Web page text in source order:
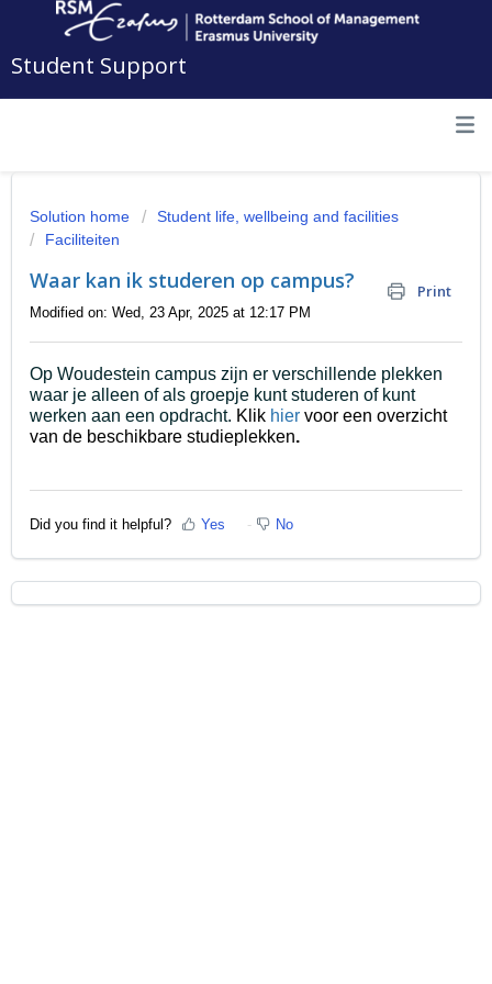
Student Support
Solution home
Student life, wellbeing and facilities
Faciliteiten
Waar kan ik studeren op campus? Print
Modified on: Wed, 23 Apr, 2025 at 12:17 PM
Op Woudestein campus zijn er verschillende plekken
waar je alleen of als groepje kunt studeren of kunt
werken aan een opdracht. Klik hier voor een overzicht
van de beschikbare studieplekken.
Did you find it helpful? Yes No